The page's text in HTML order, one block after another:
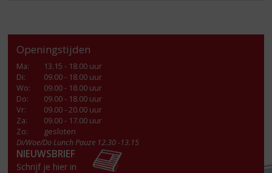
Openingstijden
Ma:
13.15 - 18.00 uur
Di:
09.00 - 18.00 uur
Wo:
09.00 - 18.00 uur
Do:
09.00 - 18.00 uur
Vr:
09.00 - 20.00 uur
Za:
09.00 - 17.00 uur
Zo:
gesloten
Di/Woe/Do Lunch Pauze 12.30 -13.15
NIEUWSBRIEF
Schrijf je hier in